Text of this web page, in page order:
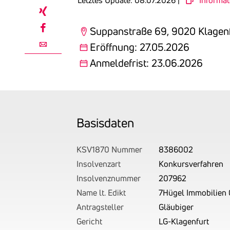
email
Suppanstraße 69, 9020
Eröffnung: 27.05.2026
Anmeldefrist: 23.06.2026
Basis­daten
KSV1870 Nummer
8386002
Insolvenzart
Konkursverfahren
Insolvenznummer
207962
Name lt. Edikt
7Hügel Immobilien
Antragsteller
Gläubiger
Gericht
LG-Klagenfurt